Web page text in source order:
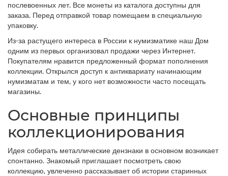
послевоенных лет. Все монеты из каталога доступны для
заказа. Перед отправкой товар помещаем в специальную
упаковку.
Из-за растущего интереса в России к нумизматике наш Дом
одним из первых организовал продажи через Интернет.
Покупателям нравится предложенный формат пополнения
коллекции. Открылся доступ к антиквариату начинающим
нумизматам и тем, у кого нет возможности часто посещать
магазины.
Основные принципы
коллекционирования
Идея собирать металлические дензнаки в основном возникает
спонтанно. Знакомый приглашает посмотреть свою
коллекцию, увлеченно рассказывает об истории старинных